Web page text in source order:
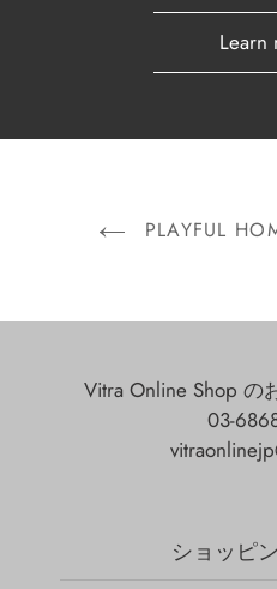
Learn
PLAYFUL
Vitra Online Shop の
03-
ショッピ